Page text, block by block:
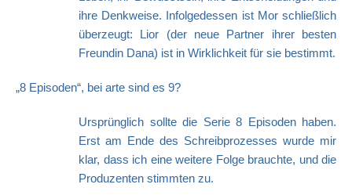
ihre Denkweise. Infolgedessen ist Mor schließlich
überzeugt: Lior (der neue Partner ihrer besten
Freundin Dana) ist in Wirklichkeit für sie bestimmt.
„8 Episoden“, bei arte sind es 9?
Ursprünglich sollte die Serie 8 Episoden haben.
Erst am Ende des Schreibprozesses wurde mir
klar, dass ich eine weitere Folge brauchte, und die
Produzenten stimmten zu.